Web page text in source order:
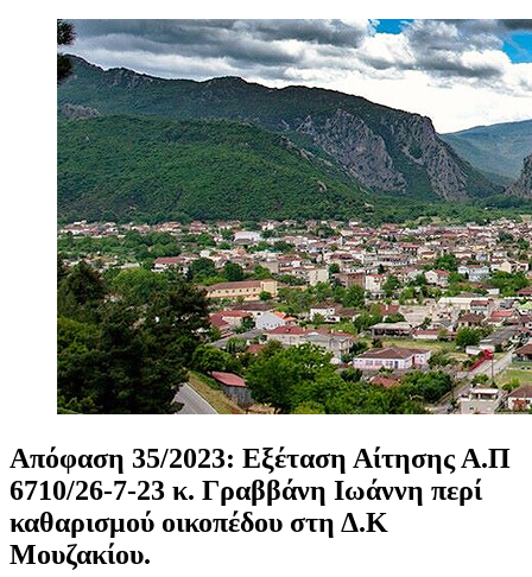
Απόφαση 35/2023: Εξέταση Αίτησης Α.Π
6710/26-7-23 κ. Γραββάνη Ιωάννη περί
καθαρισμού οικοπέδου στη Δ.Κ
Μουζακίου.